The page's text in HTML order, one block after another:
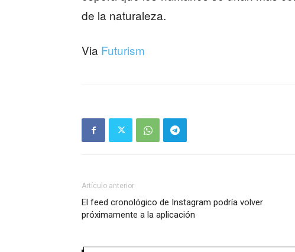
de la naturaleza.
Via Futurism
Artículo anterior
El feed cronológico de Instagram podría volver
próximamente a la aplicación